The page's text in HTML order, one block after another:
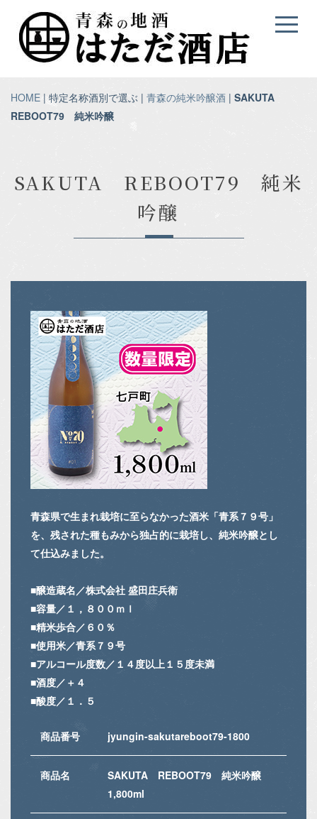
HOME | 特定名称酒別で選ぶ | 青森の純米吟醸酒 | SAKUTA
REBOOT79 純米吟醸
SAKUTA REBOOT79 純米
吟醸
青森県で生まれ栽培に至らなかった酒米「青系７９号」
を、残された種もみから独占的に栽培し、純米吟醸とし
て仕込みました。
■醸造蔵名／株式会社 盛田庄兵衛
■容量／１，８００ｍｌ
■精米歩合／６０％
■使用米／青系７９号
■アルコール度数／１４度以上１５度未満
■酒度／＋４
■酸度／１．５
商品番号 jyungin-sakutareboot79-1800
商品名
SAKUTA REBOOT79 純米吟醸
1,800ml